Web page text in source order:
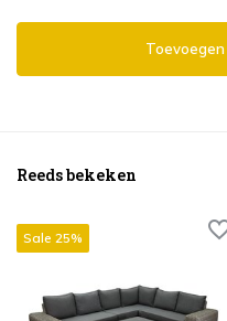
Reeds bekeken
Sale 25%